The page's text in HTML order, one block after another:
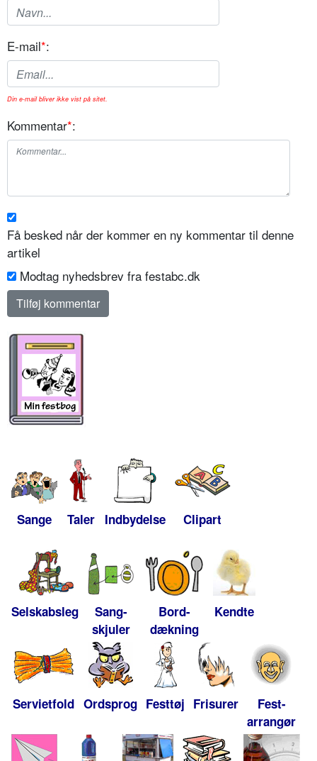
E-mail*:
Din e-mail bliver ikke vist på sitet.
Kommentar*:
Få besked når der kommer en ny kommentar til denne
artikel
Modtag nyhedsbrev fra festabc.dk
Sange Taler Indbydelse Clipart
Selskabsleg
Sang-
skjuler
Bord-
dækning
Kendte
Servietfold Ordsprog Festtøj Frisurer
Fest-
arrangør